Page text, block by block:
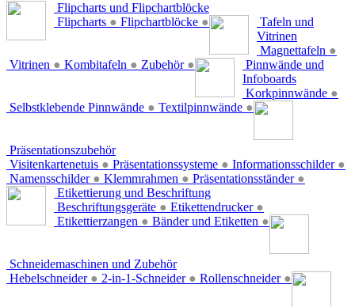
Flipcharts und Flipchartblöcke
Flipcharts ● Flipchartblöcke ●
Tafeln und
Vitrinen
Magnettafeln ●
Vitrinen ● Kombitafeln ● Zubehör ●
Pinnwände und
Infoboards
Korkpinnwände ●
Selbstklebende Pinnwände ● Textilpinnwände ●
Präsentationszubehör
Visitenkartenetuis ● Präsentationssysteme ● Informationsschilder ●
Namensschilder ● Klemmrahmen ● Präsentationsständer ●
Etikettierung und Beschriftung
Beschriftungsgeräte ● Etikettendrucker ●
Etikettierzangen ● Bänder und Etiketten ●
Schneidemaschinen und Zubehör
Hebelschneider ● 2-in-1-Schneider ● Rollenschneider ●